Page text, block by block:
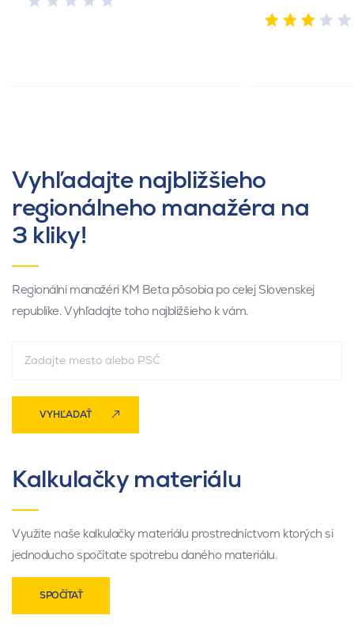
Vyhľadajte najbližšieho
regionálneho manažéra na
3 kliky!
Regionálni manažéri KM Beta pôsobia po celej Slovenskej
republike. Vyhľadajte toho najbližšieho k vám.
VYHĽADAŤ
Kalkulačky materiálu
Využite naše kalkulačky materiálu prostredníctvom ktorých si
jednoducho spočítate spotrebu daného materiálu.
SPOČÍTAŤ